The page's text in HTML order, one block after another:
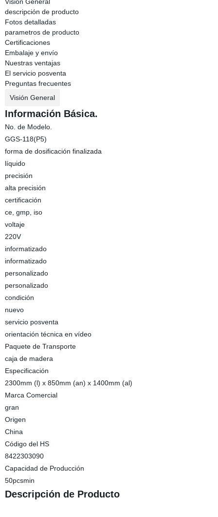
descripción de producto
Fotos detalladas
parametros de producto
Certificaciones
Embalaje y envío
Nuestras ventajas
El servicio posventa
Preguntas frecuentes
Visión General
Información Básica.
No. de Modelo.
GGS-118(P5)
forma de dosificación finalizada
líquido
precisión
alta precisión
certificación
ce, gmp, iso
voltaje
220V
informatizado
informatizado
personalizado
personalizado
condición
nuevo
servicio posventa
orientación técnica en vídeo
Paquete de Transporte
caja de madera
Especificación
2300mm (l) x 850mm (an) x 1400mm (al)
Marca Comercial
gran
Origen
China
Código del HS
8422303090
Capacidad de Producción
50pcsmin
Descripción de Producto